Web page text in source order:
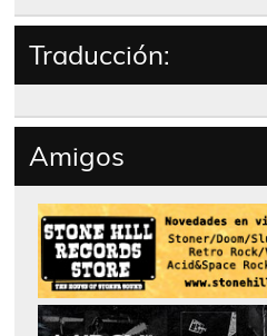
Traducción:
Amigos